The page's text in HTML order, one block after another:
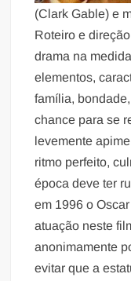
(Clark Gable) e
Roteiro e
drama na
elementos,
família,
chance para se
levemente
ritmo perfeito,
época deve ter
em 1996 o
atuação neste
anonimamente
evitar que a